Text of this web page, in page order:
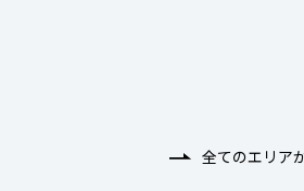
全てのエリア